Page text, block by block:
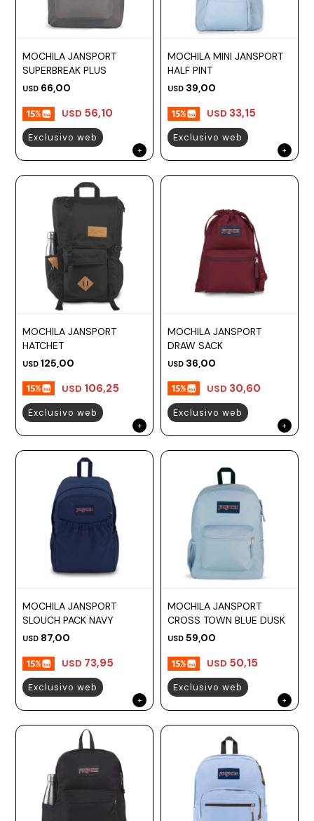
MOCHILA JANSPORT
SUPERBREAK PLUS
USD 66,00
USD 56,10
Exclusivo web
MOCHILA MINI JANSPORT
HALF PINT
USD 39,00
USD 33,15
Exclusivo web
MOCHILA JANSPORT
HATCHET
USD 125,00
USD 106,25
Exclusivo web
MOCHILA JANSPORT
DRAW SACK
USD 36,00
USD 30,60
Exclusivo web
MOCHILA JANSPORT
SLOUCH PACK NAVY
USD 87,00
USD 73,95
Exclusivo web
MOCHILA JANSPORT
CROSS TOWN BLUE DUSK
USD 59,00
USD 50,15
Exclusivo web